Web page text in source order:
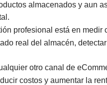
almacenados y aun
profesional está en medir
real del almacén,
otro canal de
costos y aumentar la